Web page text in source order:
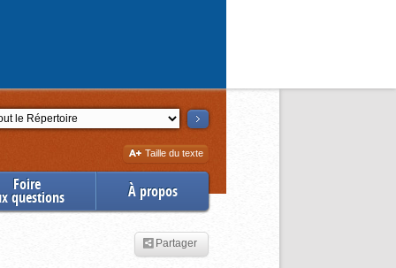
Augmenter
la
Taille du texte
Foire
questions À propos
Partager